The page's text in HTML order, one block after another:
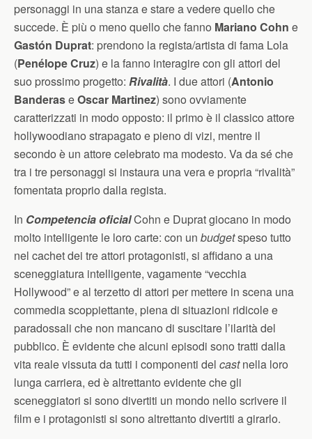
personaggi in una stanza e stare a vedere quello che
succede. È più o meno quello che fanno Mariano Cohn e
Gastón Duprat: prendono la regista/artista di fama Lola
(Penélope Cruz) e la fanno interagire con gli attori del
suo prossimo progetto: Rivalità. I due attori (Antonio
BanderaseOscar Martinez) sono ovviamente
caratterizzati in modo opposto: il primo è il classico attore
hollywoodiano strapagato e pieno di vizi, mentre il
secondo è un attore celebrato ma modesto. Va da sé che
tra i tre personaggi si instaura una vera e propria “rivalità”
fomentata proprio dalla regista.
In Competencia oficialCohn e Duprat giocano in modo
molto intelligente le loro carte: con un budgetspeso tutto
nel cachet dei tre attori protagonisti, si affidano a una
sceneggiatura intelligente, vagamente “vecchia
Hollywood” e al terzetto di attori per mettere in scena una
commedia scoppiettante, piena di situazioni ridicole e
paradossali che non mancano di suscitare l’ilarità del
pubblico. È evidente che alcuni episodi sono tratti dalla
vita reale vissuta da tutti i componenti del castnella loro
lunga carriera, ed è altrettanto evidente che gli
sceneggiatori si sono divertiti un mondo nello scrivere il
film e i protagonisti si sono altrettanto divertiti a girarlo.